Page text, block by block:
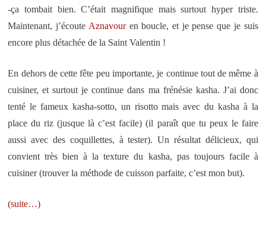
-ça tombait bien. C’était magnifique mais surtout hyper triste.
Maintenant, j’écoute Aznavouren boucle, et je pense que je suis
encore plus détachée de la Saint Valentin !
En dehors de cette fête peu importante, je continue tout de même à
cuisiner, et surtout je continue dans ma frénésie kasha. J’ai donc
tenté le fameux kasha-sotto, un risotto mais avec du kasha à la
place du riz (jusque là c’est facile) (il paraît que tu peux le faire
aussi avec des coquillettes, à tester). Un résultat délicieux, qui
convient très bien à la texture du kasha, pas toujours facile à
cuisiner (trouver la méthode de cuisson parfaite, c’est mon but).
(suite…)